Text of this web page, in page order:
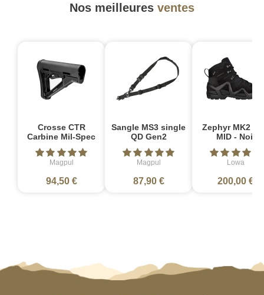
Nos meilleures ventes
Crosse CTR
Carbine Mil-Spec
Magpul
94,50 €
Sangle MS3 single
QD Gen2
Magpul
87,90 €
Zephyr MK2
MID - Noir
Lowa
200,00 €